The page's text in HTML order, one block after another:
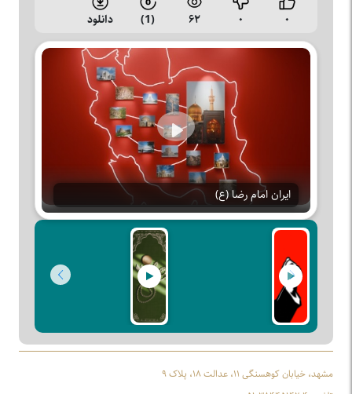
۰ ۰ ۶۲ (1) دانلود
Play
ایران امام رضا (ع)
مشهد، خیابان کوهسنگی ۱۱، عدالت ۱۸، پلاک ۹